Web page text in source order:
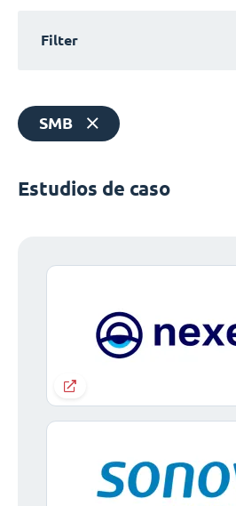
Filter
SMB
Estudios de caso